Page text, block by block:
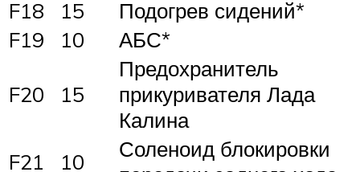
F18 15
Подогрев сидений*
F19
10 АБС*
F20 15
Предохранитель
прикуривателя Лада
Калина
F21
10
Соленоид блокировки